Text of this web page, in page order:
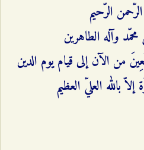
الرّحيم‌
وآله الطاهرين‌
من الآن إلى قيام يوم الدين‌
بالله العليّ العظيم‌